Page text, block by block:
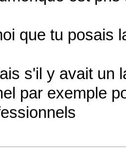
que tu posais
s'il y avait un
par exemple